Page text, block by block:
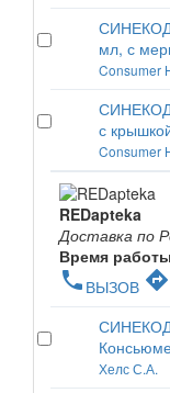
СИНЕКОД
мл, с
Consumer
СИНЕКОД
с
Consumer
REDapteka
Доставка по
Время
phone ВЫЗОВ directions
СИНЕКОД
Хелс С.А.